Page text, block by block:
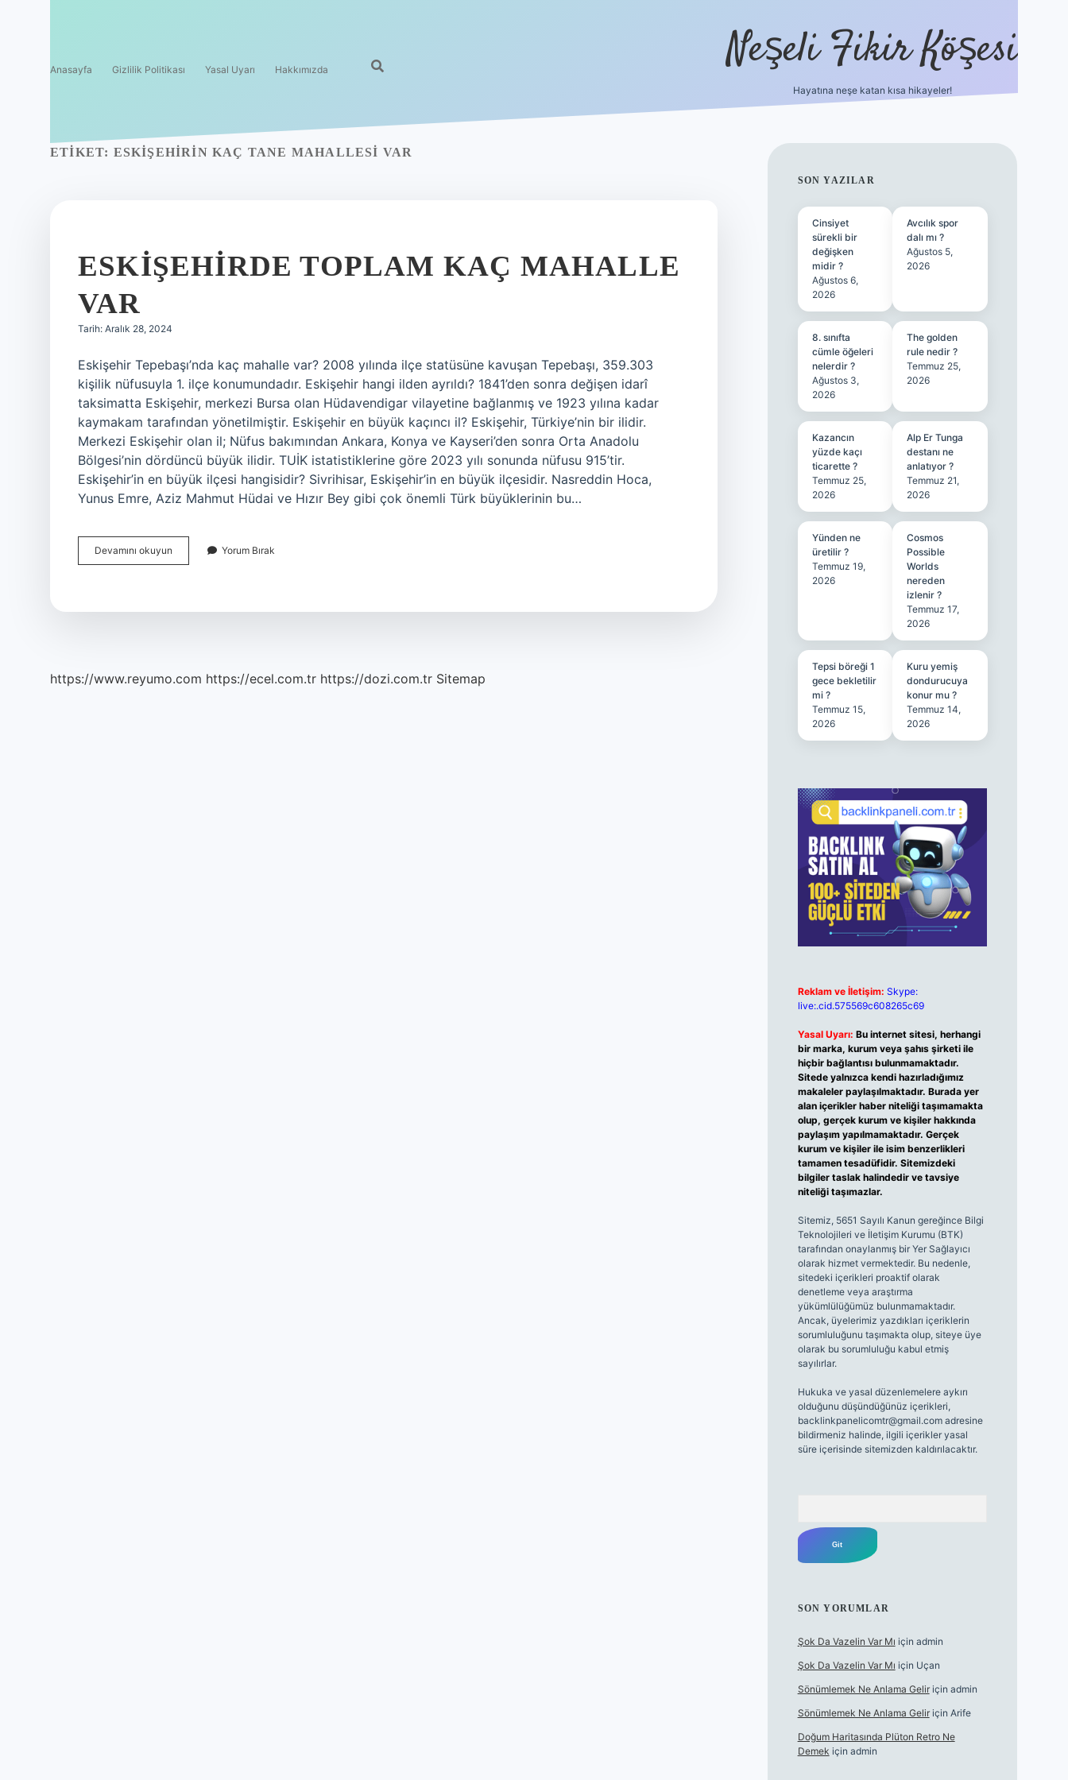
Anasayfa Gizlilik Politikası Yasal Uyarı Hakkımızda Neşeli Fikir Köşesi
Hayatına neşe katan kısa hikayeler!
ETIKET: ESKIŞEHIRIN KAÇ TANE MAHALLESI VAR
ESKIŞEHIRDE TOPLAM KAÇ MAHALLE
VAR
Tarih: Aralık 28, 2024
Eskişehir Tepebaşı’nda kaç mahalle var? 2008 yılında ilçe statüsüne kavuşan Tepebaşı, 359.303
kişilik nüfusuyla 1. ilçe konumundadır. Eskişehir hangi ilden ayrıldı? 1841’den sonra değişen idarî
taksimatta Eskişehir, merkezi Bursa olan Hüdavendigar vilayetine bağlanmış ve 1923 yılına kadar
kaymakam tarafından yönetilmiştir. Eskişehir en büyük kaçıncı il? Eskişehir, Türkiye’nin bir ilidir.
Merkezi Eskişehir olan il; Nüfus bakımından Ankara, Konya ve Kayseri’den sonra Orta Anadolu
Bölgesi’nin dördüncü büyük ilidir. TUİK istatistiklerine göre 2023 yılı sonunda nüfusu 915’tir.
Eskişehir’in en büyük ilçesi hangisidir? Sivrihisar, Eskişehir’in en büyük ilçesidir. Nasreddin Hoca,
Yunus Emre, Aziz Mahmut Hüdai ve Hızır Bey gibi çok önemli Türk büyüklerinin bu…
Devamını okuyun Eskişehirde
Toplam
Yorum Bırak
https://www.reyumo.com https://ecel.com.tr https://dozi.com.tr Sitemap
SIDEBAR
SON YAZILAR
Cinsiyet
sürekli bir
değişken
midir ?
Ağustos 6,
2026
Avcılık spor
dalı mı ?
Ağustos 5,
2026
8. sınıfta
cümle öğeleri
nelerdir ?
Ağustos 3,
2026
The golden
rule nedir ?
Temmuz 25,
2026
Kazancın
yüzde kaçı
ticarette ?
Temmuz 25,
2026
Alp Er Tunga
destanı ne
anlatıyor ?
Temmuz 21,
2026
Yünden ne
üretilir ?
Temmuz 19,
2026
Cosmos
Possible
Worlds
nereden
izlenir ?
Temmuz 17,
2026
Tepsi böreği 1
gece bekletilir
mi ?
Temmuz 15,
2026
Kuru yemiş
dondurucuya
konur mu ?
Temmuz 14,
2026
Reklam ve İletişim: Skype:
live:.cid.575569c608265c69
Yasal Uyarı: Bu internet sitesi, herhangi
bir marka, kurum veya şahıs şirketi ile
hiçbir bağlantısı bulunmamaktadır.
Sitede yalnızca kendi hazırladığımız
makaleler paylaşılmaktadır. Burada yer
alan içerikler haber niteliği taşımamakta
olup, gerçek kurum ve kişiler hakkında
paylaşım yapılmamaktadır. Gerçek
kurum ve kişiler ile isim benzerlikleri
tamamen tesadüfidir. Sitemizdeki
bilgiler taslak halindedir ve tavsiye
niteliği taşımazlar.
Sitemiz, 5651 Sayılı Kanun gereğince Bilgi
Teknolojileri ve İletişim Kurumu (BTK)
tarafından onaylanmış bir Yer Sağlayıcı
olarak hizmet vermektedir. Bu nedenle,
sitedeki içerikleri proaktif olarak
denetleme veya araştırma
yükümlülüğümüz bulunmamaktadır.
Ancak, üyelerimiz yazdıkları içeriklerin
sorumluluğunu taşımakta olup, siteye üye
olarak bu sorumluluğu kabul etmiş
sayılırlar.
Hukuka ve yasal düzenlemelere aykırı
olduğunu düşündüğünüz içerikleri,
backlinkpanelicomtr@gmail.comadresine
bildirmeniz halinde, ilgili içerikler yasal
süre içerisinde sitemizden kaldırılacaktır.
SON YORUMLAR
Şok Da Vazelin Var Mı için admin
Şok Da Vazelin Var Mı için Uçan
Sönümlemek Ne Anlama Geliriçin admin
Sönümlemek Ne Anlama Geliriçin Arife
Doğum Haritasında Plüton Retro Ne
Demek için admin
ilbet giriş